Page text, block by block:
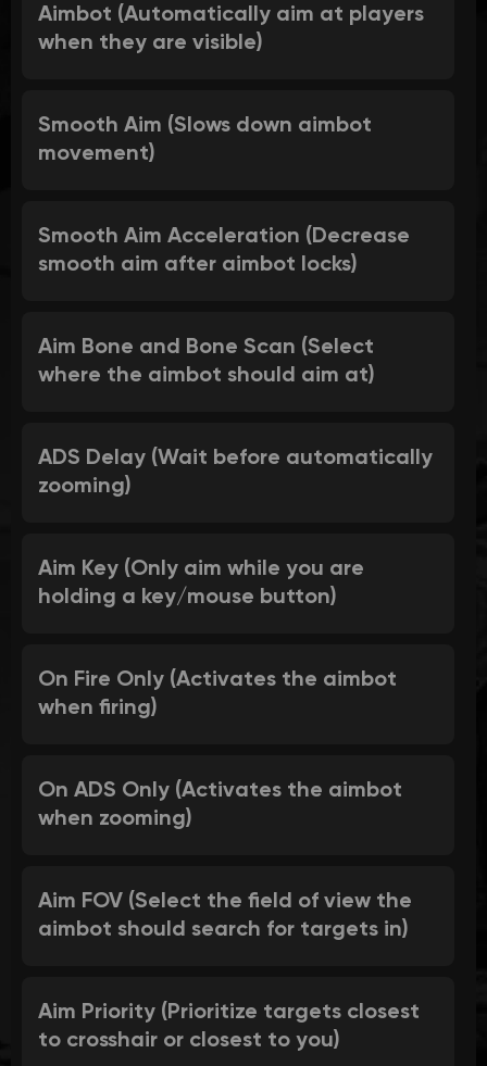
Aimbot (Automatically aim at players
when they are visible)
Smooth Aim (Slows down aimbot
movement)
Smooth Aim Acceleration (Decrease
smooth aim after aimbot locks)
Aim Bone and Bone Scan (Select
where the aimbot should aim at)
ADS Delay (Wait before automatically
zooming)
Aim Key (Only aim while you are
holding a key/mouse button)
On Fire Only (Activates the aimbot
when firing)
On ADS Only (Activates the aimbot
when zooming)
Aim FOV (Select the field of view the
aimbot should search for targets in)
Aim Priority (Prioritize targets closest
to crosshair or closest to you)